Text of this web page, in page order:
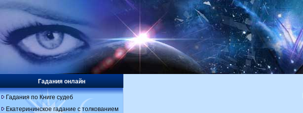
Гадания онлайн
Гадания по Книге судеб
Екатерининское гадание с толкованием